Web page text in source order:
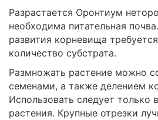
Разрастается Оронтиум
необходима питательная
развития корневища
количество субстрата.
Размножать растение можно
семенами, а также делением
Использовать следует только
растения. Крупные отрезки